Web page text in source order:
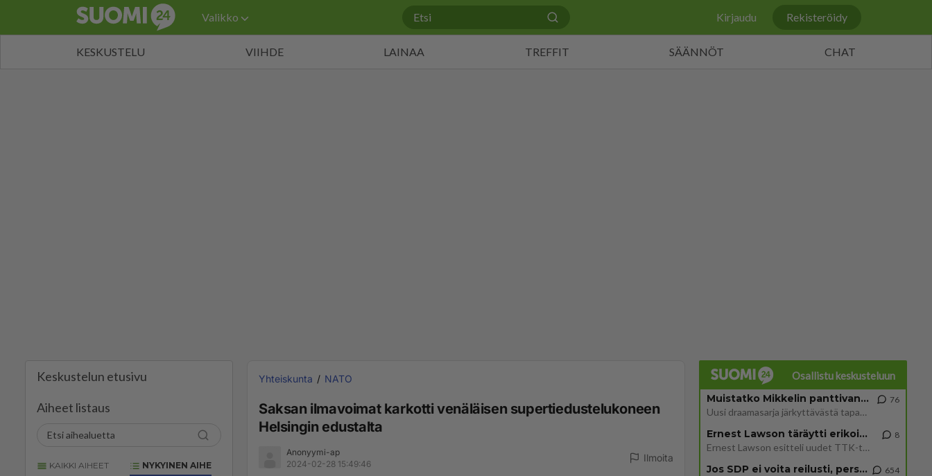
Valikko Kirjaudu Rekisteröidy
KESKUSTELU VIIHDE LAINAA TREFFIT SÄÄNNÖT CHAT
Keskustelun etusivu
Aiheet listaus
KAIKKI AIHEET NYKYINEN AIHE
Yhteiskunta NATO
Saksan ilmavoimat karkotti venäläisen supertiedustelukoneen
Helsingin edustalta
Anonyymi-ap
2024-02-28 15:49:46
Ilmoita
Osallistu keskusteluun
Muistatko Mikkelin panttivankidraaman?
Uusi draamasarja järkyttävästä tapauksesta on tulossa. Tositapahtumiin perustuva sarja ammentaa vuoden 1986 Mikkelin pan
76
Ernest Lawson täräytti erikoisen heiton TTK-lehdistötilaisuudessa: " Onko tässä tarkoituksena...?"
Ernest Lawson esitteli uudet TTK-tähtioppilaat ja opettajat torstaina 6.8. lehdistölle. Tulevalla kaudella on yksi hausk
8
Jos SDP ei voita reilusti, persut kumoavat demokratian Suomesta 654